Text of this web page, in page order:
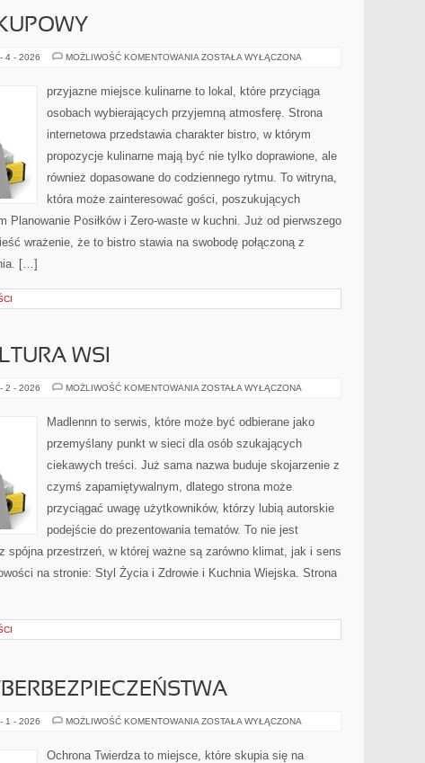
4 - 2026 MOŻLIWOŚĆ KOMENTOWANIA PORADNIK
ZOSTAŁA WYŁĄCZONA
przyjazne miejsce kulinarne to lokal, które przyciąga
osobach wybierających przyjemną atmosferę. Strona
internetowa przedstawia charakter bistro, w którym
propozycje kulinarne mają być nie tylko doprawione, ale
również dopasowane do codziennego rytmu. To witryna,
która może zainteresować gości, poszukujących
Planowanie Posiłków i Zero-waste w kuchni. Już od pierwszego
wrażenie, że to bistro stawia na swobodę połączoną z
[…]
WSI
2 - 2026 MOŻLIWOŚĆ KOMENTOWANIA TRADYCJE
WSI
ZOSTAŁA WYŁĄCZONA
Madlennn to serwis, które może być odbierane jako
przemyślany punkt w sieci dla osób szukających
ciekawych treści. Już sama nazwa buduje skojarzenie z
czymś zapamiętywalnym, dlatego strona może
przyciągać uwagę użytkowników, którzy lubią autorskie
podejście do prezentowania tematów. To nie jest
spójna przestrzeń, w której ważne są zarówno klimat, jak i sens
na stronie: Styl Życia i Zdrowie i Kuchnia Wiejska. Strona
1 - 2026 MOŻLIWOŚĆ KOMENTOWANIA PODSTAWY
ZOSTAŁA WYŁĄCZONA
Ochrona Twierdza to miejsce, które skupia się na